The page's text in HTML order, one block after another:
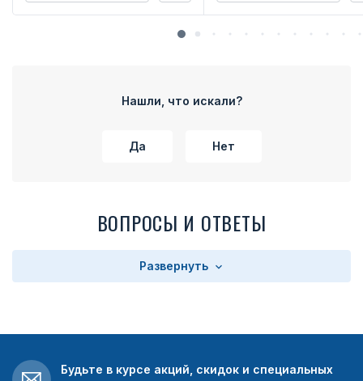
Нашли, что искали?
Да Нет
ВОПРОСЫ И ОТВЕТЫ
Развернуть
Будьте в курсе акций, скидок и специальных